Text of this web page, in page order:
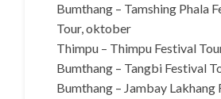
Bumthang – Tamshing Phala
Tour, oktober
Thimpu – Thimpu Festival
Bumthang – Tangbi Festival
Bumthang – Jambay Lakhang